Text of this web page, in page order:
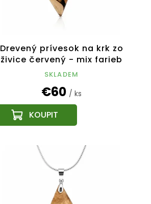
Drevený prívesok na krk zo
živice červený - mix farieb
SKLADEM
€60 / ks